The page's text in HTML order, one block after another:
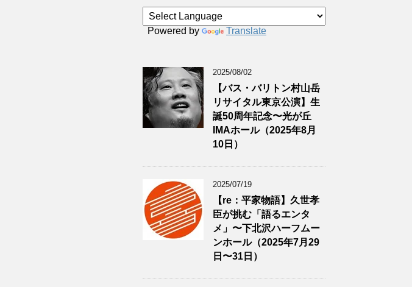
Powered by Translate
2025/08/02
【バス・バリトン村山岳
リサイタル東京公演】生
誕50周年記念〜光が丘
IMAホール（2025年8月
10日）
2025/07/19
【re：平家物語】久世孝
臣が挑む「語るエンタ
メ」〜下北沢ハーフムー
ンホール（2025年7月29
日〜31日）